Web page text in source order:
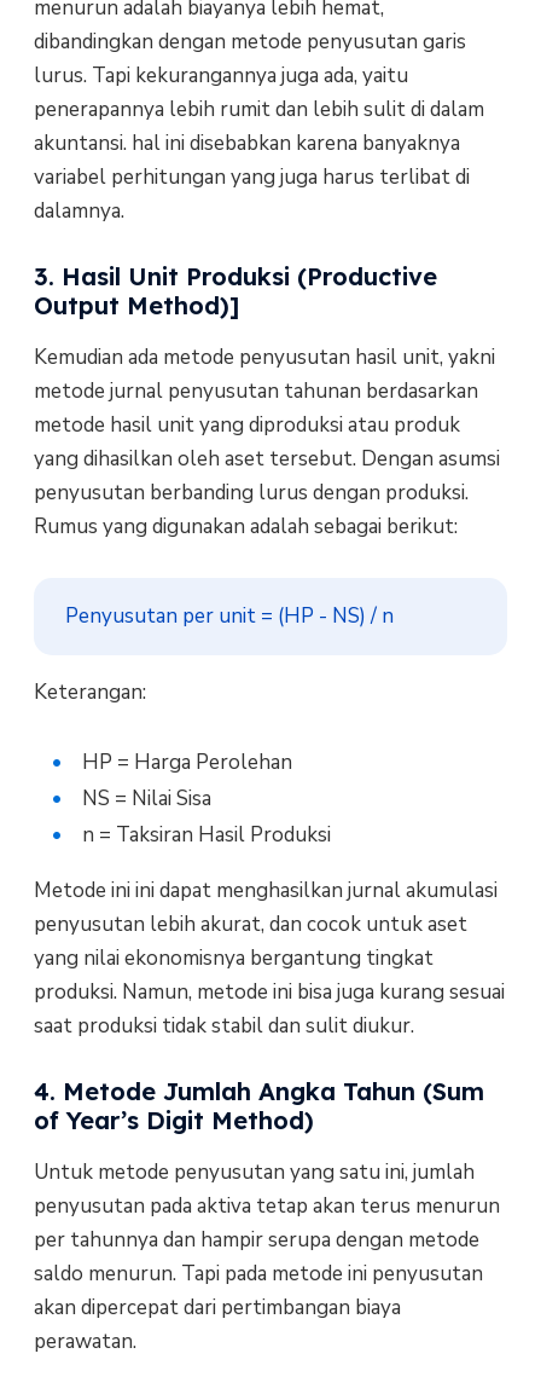
menurun adalah biayanya lebih hemat,
dibandingkan dengan metode penyusutan garis
lurus. Tapi kekurangannya juga ada, yaitu
penerapannya lebih rumit dan lebih sulit di dalam
akuntansi. hal ini disebabkan karena banyaknya
variabel perhitungan yang juga harus terlibat di
dalamnya.
3. Hasil Unit Produksi (Productive
Output Method)]
Kemudian ada metode penyusutan hasil unit, yakni
metode jurnal penyusutan tahunan berdasarkan
metode hasil unit yang diproduksi atau produk
yang dihasilkan oleh aset tersebut. Dengan asumsi
penyusutan berbanding lurus dengan produksi.
Rumus yang digunakan adalah sebagai berikut:
Penyusutan per unit = (HP - NS) / n
Keterangan:
HP = Harga Perolehan
NS = Nilai Sisa
n = Taksiran Hasil Produksi
Metode ini ini dapat menghasilkan jurnal akumulasi
penyusutan lebih akurat, dan cocok untuk aset
yang nilai ekonomisnya bergantung tingkat
produksi. Namun, metode ini bisa juga kurang sesuai
saat produksi tidak stabil dan sulit diukur.
4. Metode Jumlah Angka Tahun (Sum
of Year’s Digit Method)
Untuk metode penyusutan yang satu ini, jumlah
penyusutan pada aktiva tetap akan terus menurun
per tahunnya dan hampir serupa dengan metode
saldo menurun. Tapi pada metode ini penyusutan
akan dipercepat dari pertimbangan biaya
perawatan.